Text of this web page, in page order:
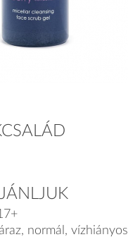
normál, vízhiányos